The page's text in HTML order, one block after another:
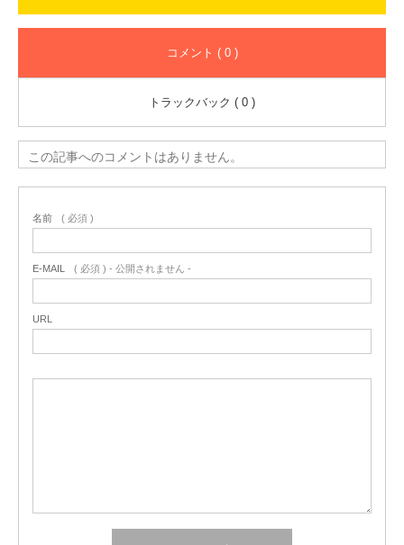
コメント ( 0 )
トラックバック ( 0 )
この記事へのコメントはありません。
名前 ( 必須 )
E-MAIL ( 必須 ) - 公開されません -
URL